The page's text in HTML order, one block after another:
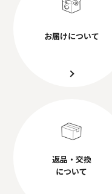
お届けについて
返品・交換
について